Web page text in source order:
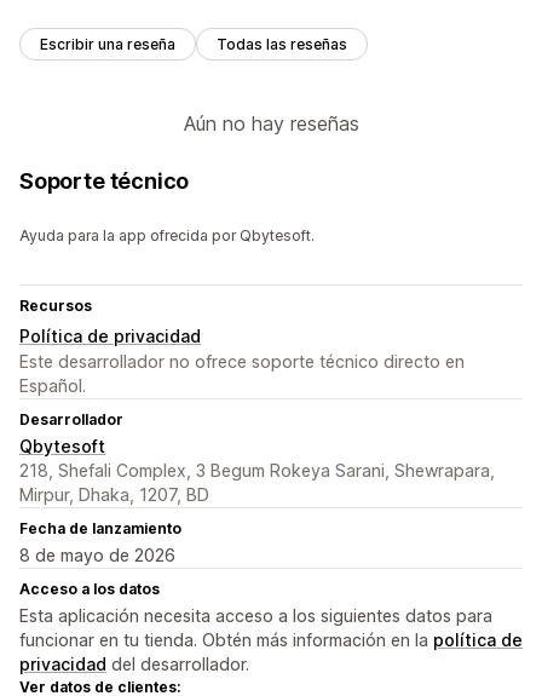
Escribir una reseña Todas las reseñas
Aún no hay reseñas
Soporte técnico
Ayuda para la app ofrecida por Qbytesoft.
Recursos
Política de privacidad
Este desarrollador no ofrece soporte técnico directo en
Español.
Desarrollador
Qbytesoft
218, Shefali Complex, 3 Begum Rokeya Sarani, Shewrapara,
Mirpur, Dhaka, 1207, BD
Fecha de lanzamiento
8 de mayo de 2026
Acceso a los datos
Esta aplicación necesita acceso a los siguientes datos para
funcionar en tu tienda. Obtén más información en la política de
privacidad del desarrollador.
Ver datos de clientes: